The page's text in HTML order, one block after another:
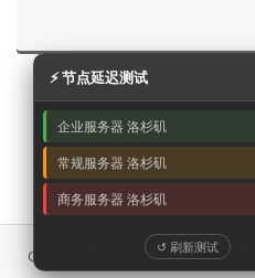
Copyright © 2026 艾云. Alle
⚡ 节点延迟测试
企业服务器 洛杉矶
常规服务器 洛杉矶
商务服务器 洛杉矶
↺ 刷新测试